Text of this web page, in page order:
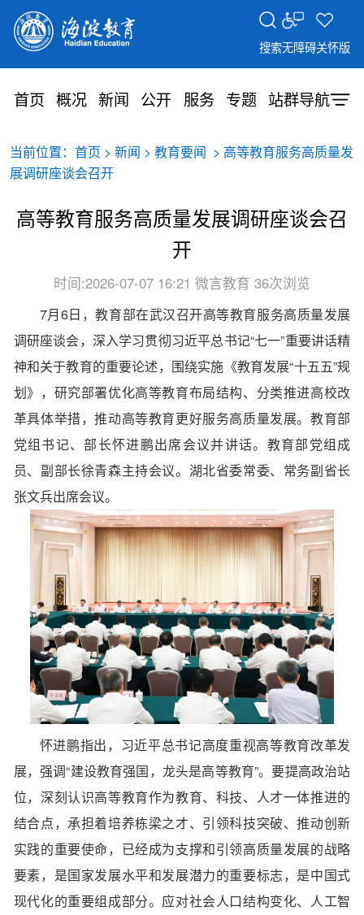
搜索无障碍关怀版
首页 概况 新闻 公开 服务 专题 站群导航
当前位置： 首页 > 新闻 > 教育要闻
> 高等教育服务高质量发
展调研座谈会召开
高等教育服务高质量发展调研座谈会召
开
时间:2026-07-07 16:21 微言教育 36次浏览
7月6日，教育部在武汉召开高等教育服务高质量发展
调研座谈会，深入学习贯彻习近平总书记“七一”重要讲话精
神和关于教育的重要论述，围绕实施《教育发展“十五五”规
划》，研究部署优化高等教育布局结构、分类推进高校改
革具体举措，推动高等教育更好服务高质量发展。教育部
党组书记、部长怀进鹏出席会议并讲话。教育部党组成
员、副部长徐青森主持会议。湖北省委常委、常务副省长
张文兵出席会议。
怀进鹏指出，习近平总书记高度重视高等教育改革发
展，强调“建设教育强国，龙头是高等教育”。要提高政治站
位，深刻认识高等教育作为教育、科技、人才一体推进的
结合点，承担着培养栋梁之才、引领科技突破、推动创新
实践的重要使命，已经成为支撑和引领高质量发展的战略
要素，是国家发展水平和发展潜力的重要标志，是中国式
现代化的重要组成部分。应对社会人口结构变化、人工智